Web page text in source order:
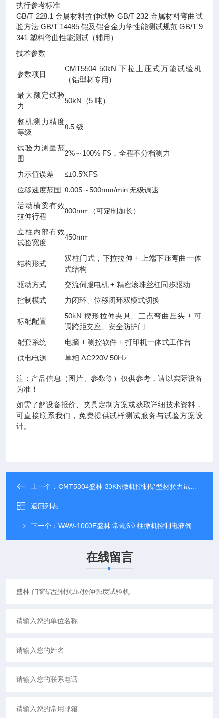
执行参考标准
GB/T 228.1 金属材料拉伸试验 GB/T 232 金属材料弯曲试
验方法 GB/T 14485 铝及铝合金力学性能测试规范 GB/T 9
341 塑料弯曲性能测试（辅用）
技术参数
参数项目
CMT5504 50kN 下拉上压式万能试验机
（铝型材专用）
最大额定试验
力
50kN（5 吨）
整机测力精度
等级
0.5 级
试验力测量范
围
2%～100% FS，全程不分档测力
力示值误差
≤±0.5%FS
位移速度范围 0.005～500mm/min 无级调速
活动横梁有效
拉伸行程
800mm（可定制加长）
立柱内部有效
试验宽度
450mm
结构形式
双柱门式，下拉拉伸 + 上端下压弯曲一体
式结构
驱动方式
交流伺服电机 + 精密滚珠丝杠同步驱动
控制模式
力闭环、位移闭环双模式切换
标配配置
50kN 楔形拉伸夹具、三点弯曲压头 + 可
调跨距支座、安全防护门
配套系统
电脑 + 测控软件 + 打印机一体式工作台
供电电源
单相 AC220V 50Hz
注：产品信息（图片、参数等）仅供参考，请以实际设备
为准！
如需了解设备报价、夹具定制方案或获取详细技术资料，
可直接联系我们，免费提供试样测试服务与试验方案设
计。
上一个：CMT5304盛林 30KN微机控制铝型材拉力试验机
返回列表
下一个：WAW-1000E盛林 常规6立柱微机控制电液伺服万能试验机
在线留言